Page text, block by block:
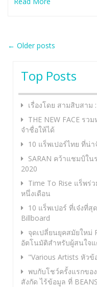
Post
navigation
← Older posts
Top Posts
เรื่องโดย สามสิบสาม
THE NEW FACE ร
จำชื่อให้ได้
10 แร็พเปอร์ไทย ที่น่
SARAN คว้าแชมป์ใ
2020
Time To Rise แร็พร่
หนึ่งเดือน
10 แร็พเปอร์ ที่เจ๋งที่
Billboard
จุดเปลี่ยนยุคสมัยใหม่
อัตโนมัติสำหรับผู้สนใจ
"Various Artists หัว
พบกับโชว์ครั้งแรกขอ
สังกัด ไร้ข้อมูล ที่